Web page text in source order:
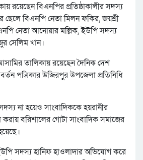
রয়েছেন বিএনপির প্রতিষ্ঠাকালীর সদস্য
ছেলে বিএনপি নেতা মিলন ফকির, জয়শ্রী
নেতা আনোয়ার মল্লিক, ইউপি সদস্য
সেলিম খান।
তালিকায় রয়েছেন দৈনিক দেশ
পত্রিকার উজিরপুর উপজেলা প্রতিনিধি
না হয়েও সাংবাদিককে হয়রানীর
করায় বরিশালের গোটা সাংবাদিক সমাজের
সদস্য হানিফ হাওলাদার অভিযোগ করে